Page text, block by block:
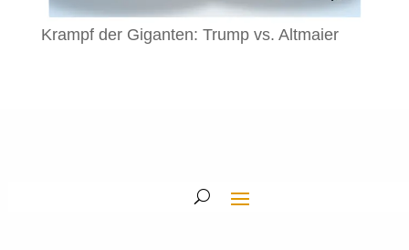
Krampf der Giganten: Trump vs. Altmaier